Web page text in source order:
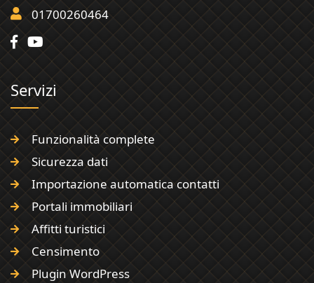
01700260464
Servizi
Funzionalità complete
Sicurezza dati
Importazione automatica contatti
Portali immobiliari
Affitti turistici
Censimento
Plugin WordPress